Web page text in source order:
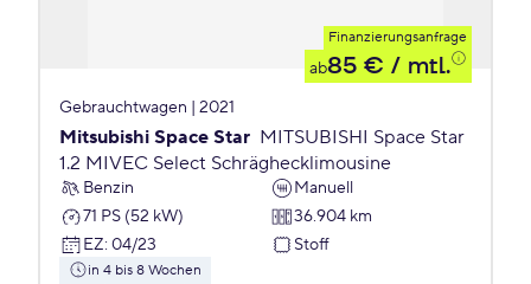
Finanzierungsanfrage
ab85 € / mtl.
Gebrauchtwagen | 2021
Mitsubishi Space Star MITSUBISHI Space Star
1.2 MIVEC Select Schräghecklimousine
Benzin
Manuell
71 PS (52 kW)
36.904 km
EZ: 04/23 Stoff
in 4 bis 8 Wochen